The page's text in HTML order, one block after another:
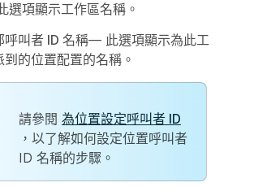
選項顯示工作區名稱。
呼叫者 ID 名稱— 此選項顯示為此工
到的位置配置的名稱。
請參閱 為位置設定呼叫者 ID
，以了解如何設定位置呼叫者
ID 名稱的步驟。